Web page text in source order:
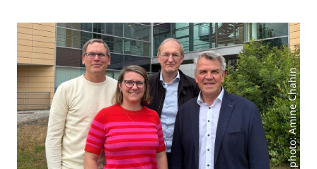
photo: Amine Chahin